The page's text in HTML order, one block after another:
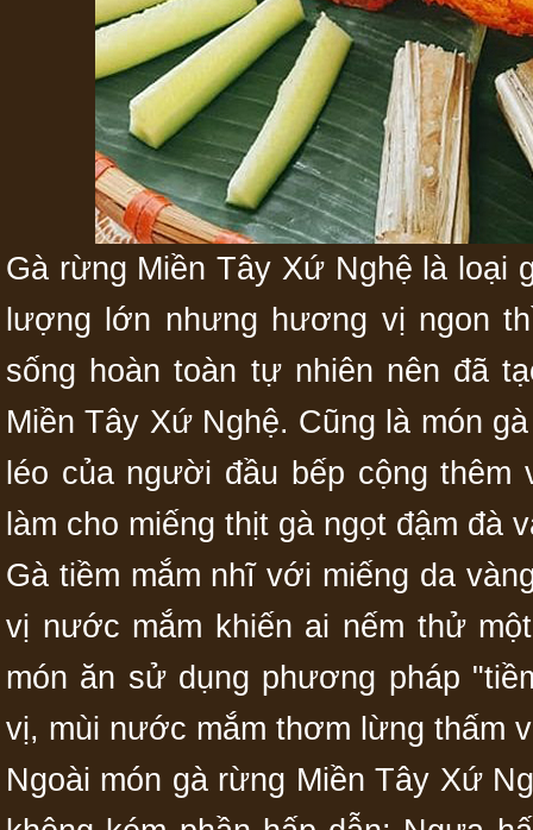
Gà rừng Miền Tây Xứ Nghệ là loại
lượng lớn nhưng hương vị ngon
sống hoàn toàn tự nhiên nên đã
Miền Tây Xứ Nghệ. Cũng là món
léo của người đầu bếp cộng
làm cho miếng thịt gà ngọt đậm đà
Gà tiềm mắm nhĩ với miếng da
vị nước mắm khiến ai nếm thử
món ăn sử dụng phương pháp
vị, mùi nước mắm thơm lừng thấm
Ngoài món gà rừng Miền Tây Xứ